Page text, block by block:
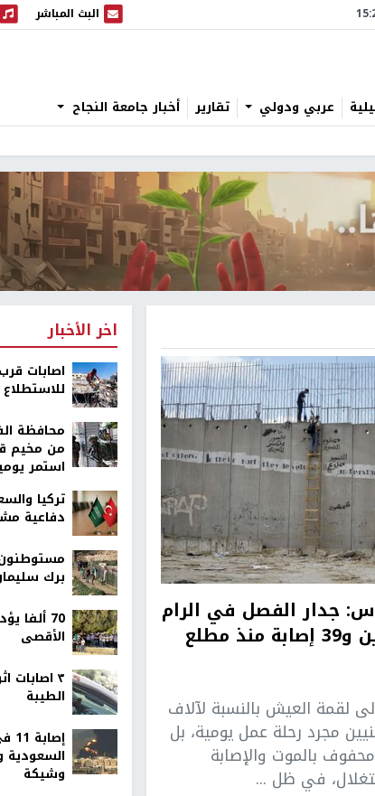
البث المباشر
البث المباشر
عربي ودولي تقارير أخبار جامعة النجاح
جدار الفصل في الرام
يحصد شهيدين و39 إصابة منذ مطلع
لقمة العيش بالنسبة لآلاف
مجرد رحلة عمل يومية، بل
بالموت والإصابة
في ظل ...
اخر الأخبار
اصابات
محافظة
من مخيم
استمر
تركيا
دفاعية
مستوطنون
برك
70
الأقصى
٣
الطيبة
السعودية
وشيكة